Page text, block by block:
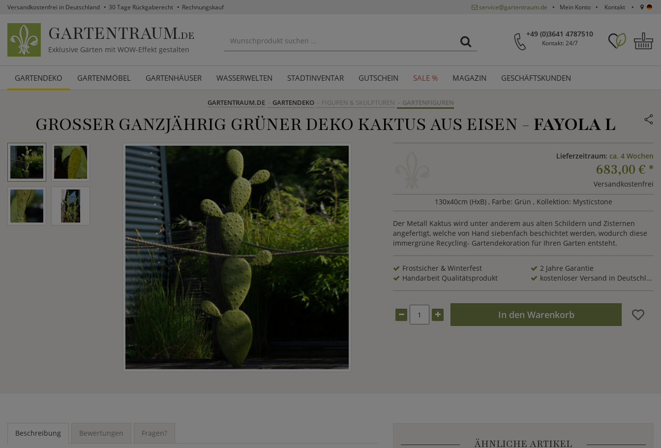
Versandkostenfrei in Deutschland 30 Tage Rückgaberecht Rechnungskauf service@gartentraum.de Mein Konto Kontakt
GARTENTRAUM.DE
Exklusive Gärten mit WOW-Effekt gestalten
+49 (0)3641 4787510
Kontakt: 24/7
GARTENDEKO GARTENMÖBEL GARTENHÄUSER WASSERWELTEN STADTINVENTAR GUTSCHEIN SALE % MAGAZIN GESCHÄFTSKUNDEN
GARTENTRAUM.DE GARTENDEKO FIGUREN & SKULPTUREN GARTENFIGUREN
GROSSER GANZJÄHRIG GRÜNER DEKO KAKTUS AUS EISEN - FAYOLA L
Lieferzeitraum: ca. 4 Wochen
683,00 € *
Versandkostenfrei
130x40cm (HxB) , Farbe: Grün , Kollektion: Mysticstone
Der Metall Kaktus wird unter anderem aus alten Schildern und Zisternen
angefertigt, welche von Hand siebenfach beschichtet werden, wodurch diese
immergrüne Recycling- Gartendekoration für Ihren Garten entsteht.
Frostsicher & Winterfest
2 Jahre Garantie
Handarbeit Qualitätsprodukt
kostenloser Versand in Deutschland
In den Warenkorb
Beschreibung Bewertungen Fragen?
ÄHNLICHE ARTIKEL